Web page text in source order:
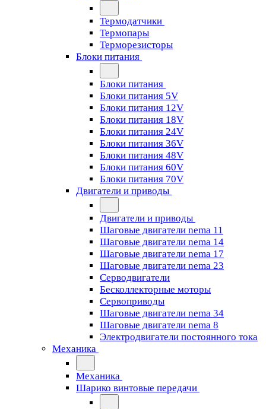
Термодатчики
Термопары
Терморезисторы
Блоки питания
Блоки питания
Блоки питания 5V
Блоки питания 12V
Блоки питания 18V
Блоки питания 24V
Блоки питания 36V
Блоки питания 48V
Блоки питания 60V
Блоки питания 70V
Двигатели и приводы
Двигатели и приводы
Шаговые двигатели nema 11
Шаговые двигатели nema 14
Шаговые двигатели nema 17
Шаговые двигатели nema 23
Cерводвигатели
Бесколлекторные моторы
Сервоприводы
Шаговые двигатели nema 34
Шаговые двигатели nema 8
Электродвигатели постоянного тока
Механика
Механика
Шарико винтовые передачи